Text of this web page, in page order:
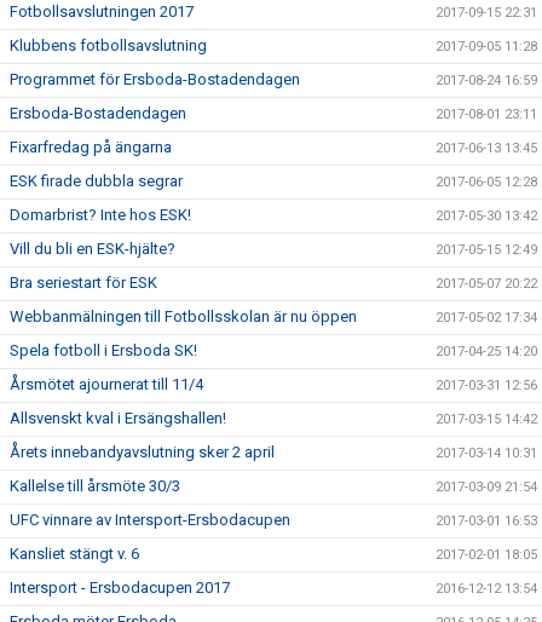
Fotbollsavslutningen 2017 2017-09-15 22:31
Klubbens fotbollsavslutning 2017-09-05 11:28
Programmet för Ersboda-Bostadendagen 2017-08-24 16:59
Ersboda-Bostadendagen 2017-08-01 23:11
Fixarfredag på ängarna 2017-06-13 13:45
ESK firade dubbla segrar 2017-06-05 12:28
Domarbrist? Inte hos ESK! 2017-05-30 13:42
Vill du bli en ESK-hjälte? 2017-05-15 12:49
Bra seriestart för ESK 2017-05-07 20:22
Webbanmälningen till Fotbollsskolan är nu öppen 2017-05-02 17:34
Spela fotboll i Ersboda SK! 2017-04-25 14:20
Årsmötet ajournerat till 11/4 2017-03-31 12:56
Allsvenskt kval i Ersängshallen! 2017-03-15 14:42
Årets innebandyavslutning sker 2 april 2017-03-14 10:31
Kallelse till årsmöte 30/3 2017-03-09 21:54
UFC vinnare av Intersport-Ersbodacupen 2017-03-01 16:53
Kansliet stängt v. 6 2017-02-01 18:05
Intersport - Ersbodacupen 2017 2016-12-12 13:54